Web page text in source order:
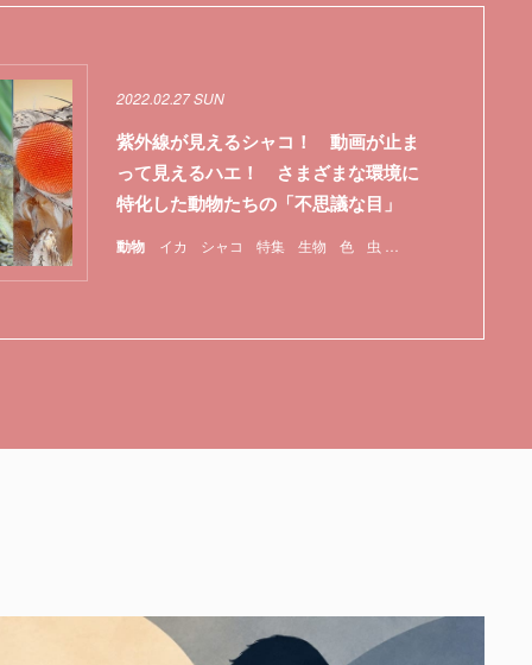
動物 イカ シャコ 特集 生物 色 虫
2022.02.27 SUN
紫外線が見えるシャコ！ 動画が止ま
って見えるハエ！ さまざまな環境に
特化した動物たちの「不思議な目」